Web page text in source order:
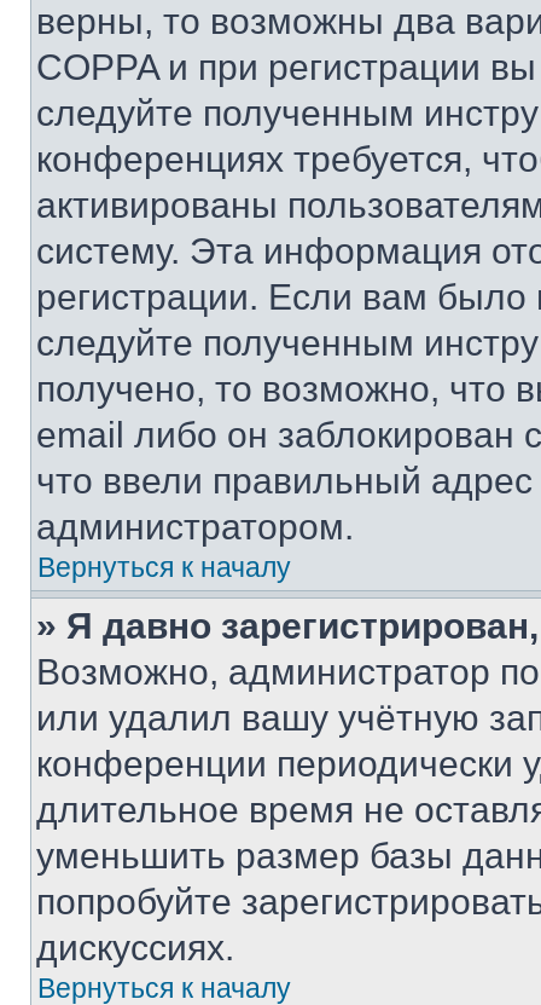
верны, то возможны два
COPPA и при регистрации
следуйте полученным
конференциях требуется,
активированы
систему. Эта информация
регистрации. Если вам
следуйте полученным
получено, то возможно, что
email либо он
что ввели правильный адрес
администратором.
Вернуться к началу
» Я давно
Возможно, администратор
или удалил вашу учётную
конференции периодически
длительное время не
уменьшить размер базы
попробуйте
дискуссиях.
Вернуться к началу